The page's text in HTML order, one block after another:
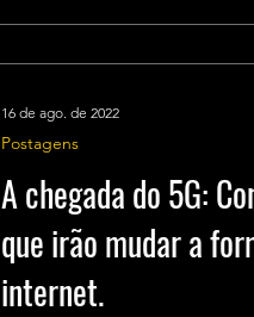
A chegada do 5G:
que irão mudar a
internet.
Postagens
16 de ago. de 2022